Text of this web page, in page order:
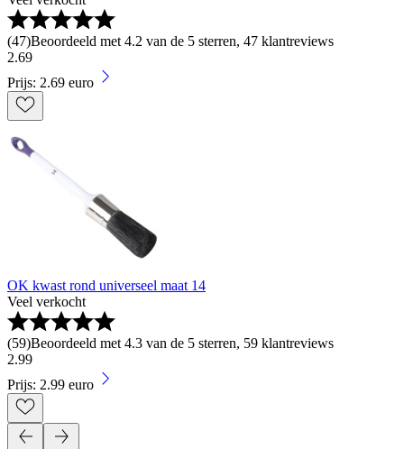
(47)Beoordeeld met 4.2 van de 5 sterren, 47 klantreviews
2.69
Prijs: 2.69 euro
OK kwast rond universeel maat 14
Veel verkocht
(59)Beoordeeld met 4.3 van de 5 sterren, 59 klantreviews
2.99
Prijs: 2.99 euro